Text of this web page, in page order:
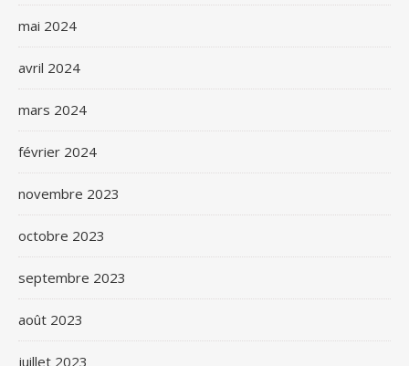
mai 2024
avril 2024
mars 2024
février 2024
novembre 2023
octobre 2023
septembre 2023
août 2023
juillet 2023